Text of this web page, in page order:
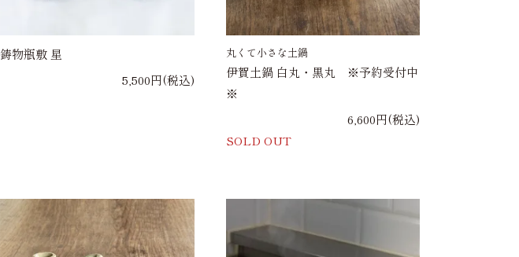
鋳物瓶敷 星
5,500円(税込)
丸くて小さな土鍋
伊賀土鍋 白丸・黒丸 ※予約受付中
※
6,600円(税込)
SOLD OUT